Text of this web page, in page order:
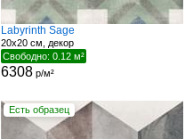
Labyrinth Sage
20x20 см, декор
Свободно: 0.12 м²
6308 р/м²
Есть образец